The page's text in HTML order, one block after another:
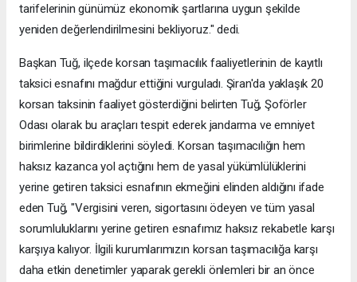
tarifelerinin günümüz ekonomik şartlarına uygun şekilde
yeniden değerlendirilmesini bekliyoruz." dedi.
Başkan Tuğ, ilçede korsan taşımacılık faaliyetlerinin de kayıtlı
taksici esnafını mağdur ettiğini vurguladı. Şiran'da yaklaşık 20
korsan taksinin faaliyet gösterdiğini belirten Tuğ, Şoförler
Odası olarak bu araçları tespit ederek jandarma ve emniyet
birimlerine bildirdiklerini söyledi. Korsan taşımacılığın hem
haksız kazanca yol açtığını hem de yasal yükümlülüklerini
yerine getiren taksici esnafının ekmeğini elinden aldığını ifade
eden Tuğ, "Vergisini veren, sigortasını ödeyen ve tüm yasal
sorumluluklarını yerine getiren esnafımız haksız rekabetle karşı
karşıya kalıyor. İlgili kurumlarımızın korsan taşımacılığa karşı
daha etkin denetimler yaparak gerekli önlemleri bir an önce